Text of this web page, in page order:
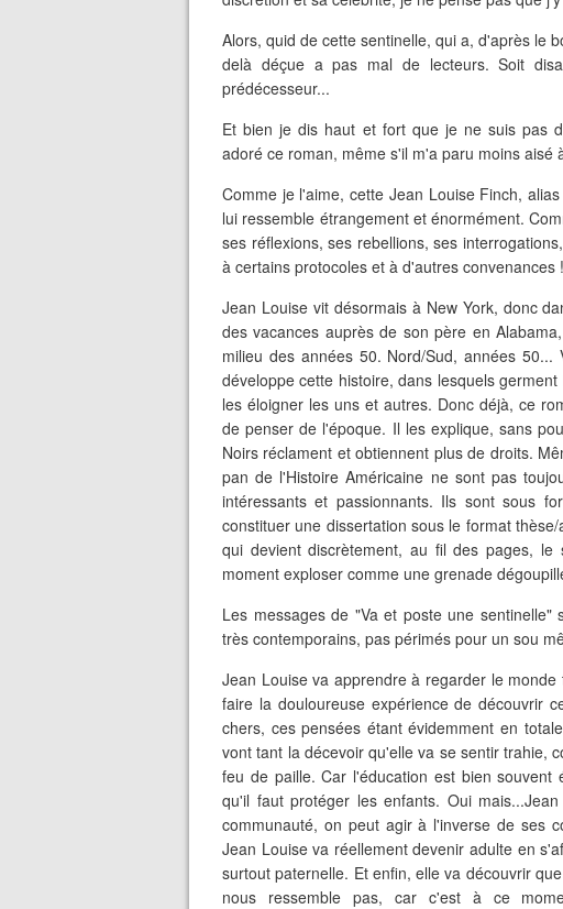
Alors, quid de cette sentinelle, qui a, d'après le
delà déçue a pas mal de lecteurs. Soit
prédécesseur...
Et bien je dis haut et fort que je ne suis pas
adoré ce roman, même s'il m'a paru moins aisé
Comme je l'aime, cette Jean Louise Finch,
lui ressemble étrangement et énormément.
ses réflexions, ses rebellions, ses
à certains protocoles et à d'autres convenances !
Jean Louise vit désormais à New York, donc
des vacances auprès de son père en
milieu des années 50. Nord/Sud, années
développe cette histoire, dans lesquels
les éloigner les uns et autres. Donc déjà, ce
de penser de l'époque. Il les explique, sans
Noirs réclament et obtiennent plus de droits.
pan de l'Histoire Américaine ne sont pas
intéressants et passionnants. Ils sont sous
constituer une dissertation sous le format
qui devient discrètement, au fil des pages,
moment exploser comme une grenade
Les messages de "Va et poste une
très contemporains, pas périmés pour un sou
Jean Louise va apprendre à regarder le
faire la douloureuse expérience de découvrir
chers, ces pensées étant évidemment en
vont tant la décevoir qu'elle va se sentir trahie,
feu de paille. Car l'éducation est bien
qu'il faut protéger les enfants. Oui
communauté, on peut agir à l'inverse de ses
Jean Louise va réellement devenir adulte en
surtout paternelle. Et enfin, elle va découvrir
nous ressemble pas, car c'est à ce